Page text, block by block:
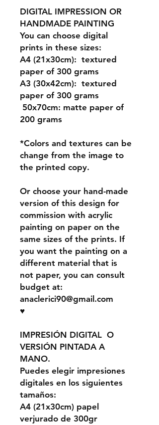
DIGITAL IMPRESSION OR
HANDMADE PAINTING
You can choose digital
prints in these sizes:
A4 (21x30cm): textured
paper of 300 grams
A3 (30x42cm): textured
paper of 300 grams
50x70cm: matte paper of
200 grams
*Colors and textures can be
change from the image to
the printed copy.
Or choose your hand-made
version of this design for
commission with acrylic
painting on paper on the
same sizes of the prints. If
you want the painting on a
different material that is
not paper, you can consult
budget at:
anaclerici90@gmail.com
♥
IMPRESIÓN DIGITAL O
VERSIÓN PINTADA A
MANO.
Puedes elegir impresiones
digitales en los siguientes
tamaños:
A4 (21x30cm) papel
verjurado de 300gr